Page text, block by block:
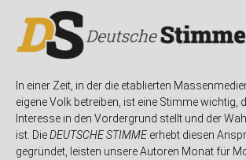
In einer Zeit, in der die etablierten
eigene Volk betreiben, ist eine Stimme wichtig,
Interesse in den Vordergrund stellt und der
ist. DieDEUTSCHE STIMMEerhebt diesen
gegründet, leisten unsere Autoren Monat für